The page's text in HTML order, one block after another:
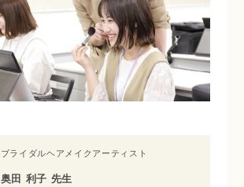
ブライダルヘアメイクアーティスト
奥田 利子 先生